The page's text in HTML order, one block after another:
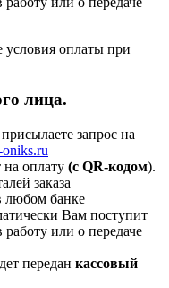
оплаты при
лица.
запрос на
на оплату (с QR-кодом).
заказа
любом банке
Вам поступит
работу или о передаче
передан кассовый